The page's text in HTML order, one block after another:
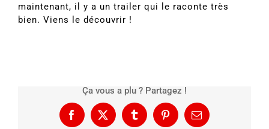
maintenant, il y a un trailer qui le raconte très
bien. Viens le découvrir !
Ça vous a plu ? Partagez !
Facebook
X TumblrPinterestEmail